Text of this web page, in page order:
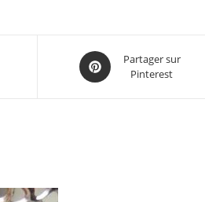
Partager sur
Pinterest